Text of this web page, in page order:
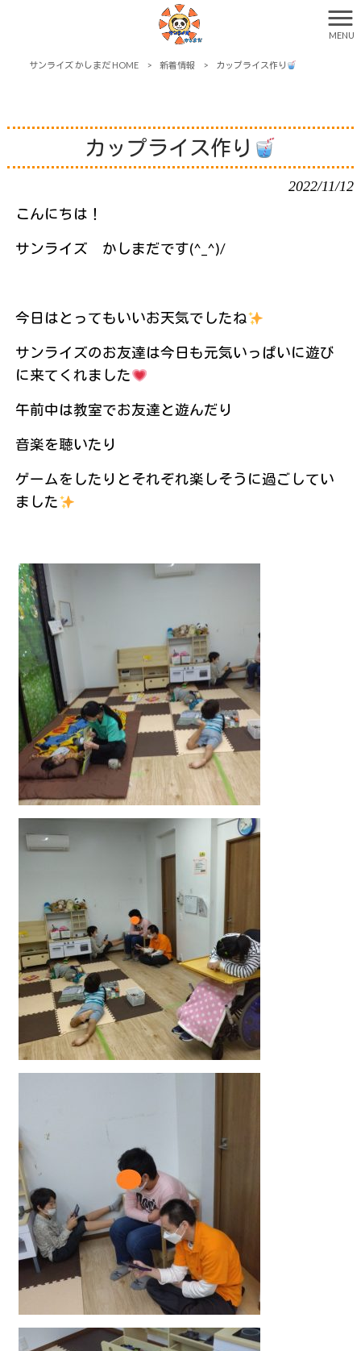
MENU
サンライズ かしまだ HOME > 新着情報 > カップライス作り
カップライス作り
2022/11/12
こんにちは！
サンライズ かしまだです(^_^)/
今日はとってもいいお天気でしたね
サンライズのお友達は今日も元気いっぱいに遊び
に来てくれました
午前中は教室でお友達と遊んだり
音楽を聴いたり
ゲームをしたりとそれぞれ楽しそうに過ごしてい
ました